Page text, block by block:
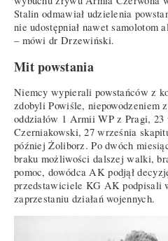
Stalin odmawiał udzielenia
nie udostępniał nawet samolotom
– mówi dr Drzewiński.
Mit powstania
Niemcy wypierali powstańców z
zdobyli Powiśle, niepowodzeniem
oddziałów 1 Armii WP z Pragi, 23
Czerniakowski, 27 września
później Żoliborz. Po dwóch
braku możliwości dalszej walki,
pomoc, dowódca AK podjął
przedstawiciele KG AK podpisali
zaprzestaniu działań wojennych.